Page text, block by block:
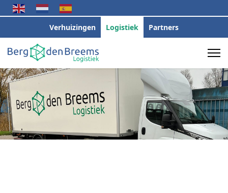
Verhuizingen Logistiek Partners